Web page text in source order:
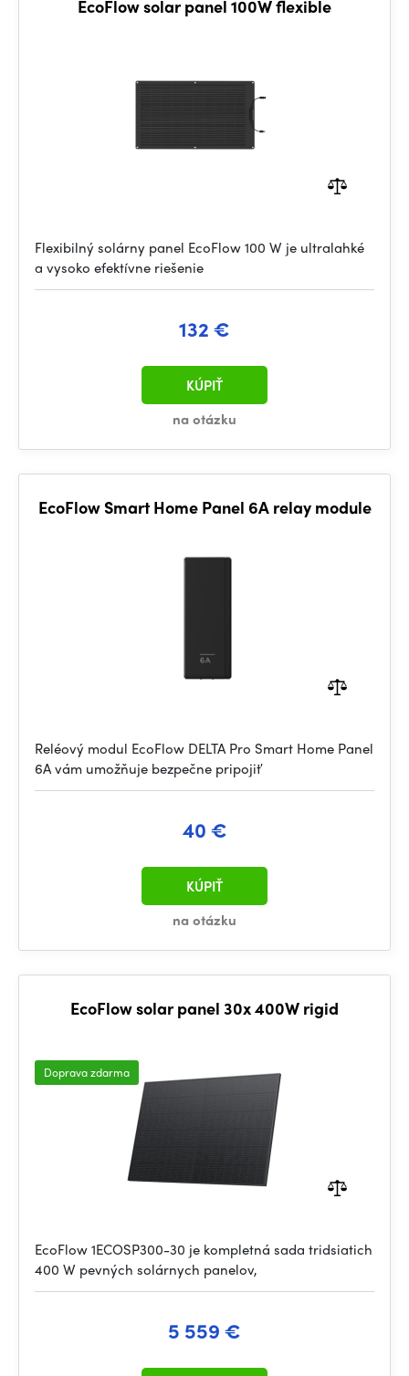
EcoFlow solar panel 100W flexible
Flexibilný solárny panel EcoFlow 100 W je ultralahké
a vysoko efektívne riešenie
132 €
na otázku
KÚPIŤ
EcoFlow Smart Home Panel 6A relay module
Reléový modul EcoFlow DELTA Pro Smart Home Panel
6A vám umožňuje bezpečne pripojiť
40 €
na otázku
KÚPIŤ
EcoFlow solar panel 30x 400W rigid
Doprava zdarma
EcoFlow 1ECOSP300-30 je kompletná sada tridsiatich
400 W pevných solárnych panelov,
5 559 €